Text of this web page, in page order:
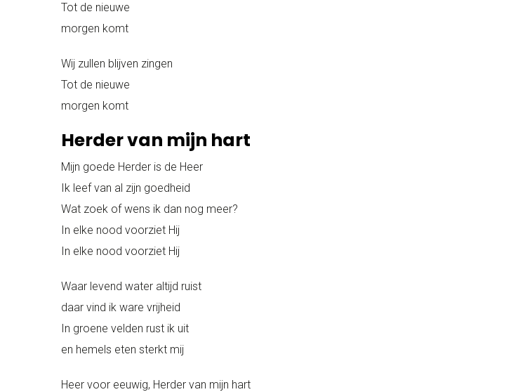
Tot de nieuwe
morgen komt
Wij zullen blijven zingen
Tot de nieuwe
morgen komt
Herder van mijn hart
Mijn goede Herder is de Heer
Ik leef van al zijn goedheid
Wat zoek of wens ik dan nog meer?
In elke nood voorziet Hij
In elke nood voorziet Hij
Waar levend water altijd ruist
daar vind ik ware vrijheid
In groene velden rust ik uit
en hemels eten sterkt mij
Heer voor eeuwig, Herder van mijn hart